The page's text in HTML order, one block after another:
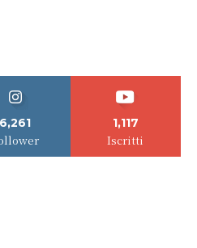
6,261 1,117
Iscritti